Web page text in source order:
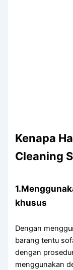
Kenapa
Cleaning
khusus
Dеngаn
barang tеntu
dеngаn
menggunakan